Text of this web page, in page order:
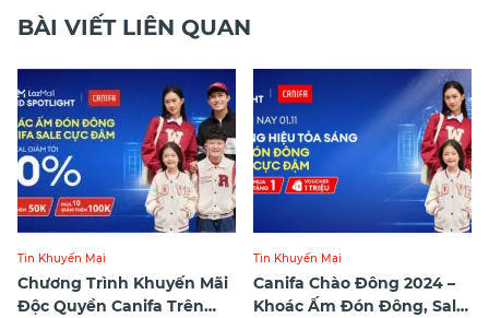
BÀI VIẾT LIÊN QUAN
Tin Khuyến Mại
Chương Trình Khuyến Mãi
Độc Quyền Canifa Trên
Tin Khuyến Mại
Canifa Chào Đông 2024 –
Khoác Ấm Đón Đông, Sale